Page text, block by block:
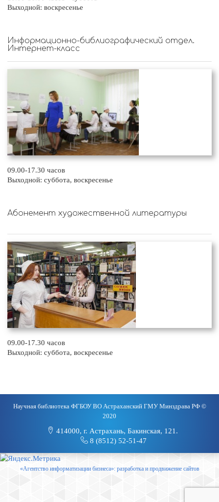
Выходной: воскресенье
Информационно-библиографический отдел.
Интернет-класс
09.00-17.30 часов
Выходной: суббота, воскресенье
Абонемент художественной литературы
09.00-17.30 часов
Выходной: суббота, воскресенье
Научная библиотека ФГБОУ ВО Астраханский ГМУ Минздрава РФ ©
2020
414000, г. Астрахань, Бакинская, 121.
8 (8512) 52-51-47
«Агентство информатизации бизнеса»: разработка и продвижение сайтов